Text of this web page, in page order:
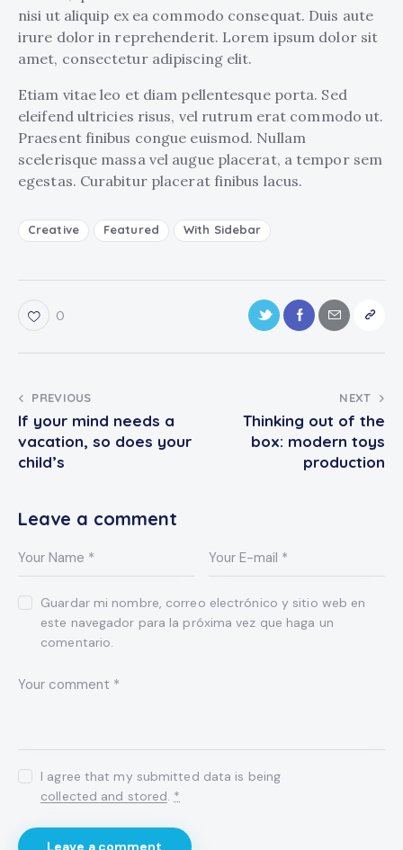
nisi ut aliquip ex ea commodo consequat. Duis aute
irure dolor in reprehenderit. Lorem ipsum dolor sit
amet, consectetur adipiscing elit.
Etiam vitae leo et diam pellentesque porta. Sed
eleifend ultricies risus, vel rutrum erat commodo ut.
Praesent finibus congue euismod. Nullam
scelerisque massa vel augue placerat, a tempor sem
egestas. Curabitur placerat finibus lacus.
Creative Featured With Sidebar
0
PREVIOUS
If your mind needs a
vacation, so does your
child’s
NEXT
Thinking out of the
box: modern toys
production
Leave a comment
Guardar mi nombre, correo electrónico y sitio web en
este navegador para la próxima vez que haga un
comentario.
I agree that my submitted data is being
collected and stored *